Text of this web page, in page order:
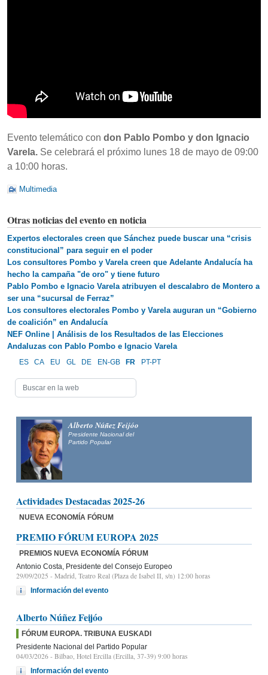
Evento telemático con don Pablo Pombo y don Ignacio
Varela. Se celebrará el próximo lunes 18 de mayo de 09:00
a 10:00 horas.
Multimedia
Otras noticias del evento en noticia
Expertos electorales creen que Sánchez puede buscar una “crisis
constitucional” para seguir en el poder
Los consultores Pombo y Varela creen que Adelante Andalucía ha
hecho la campaña "de oro" y tiene futuro
Pablo Pombo e Ignacio Varela atribuyen el descalabro de Montero a
ser una “sucursal de Ferraz”
Los consultores electorales Pombo y Varela auguran un “Gobierno
de coalición” en Andalucía
NEF Online | Análisis de los Resultados de las Elecciones
Andaluzas con Pablo Pombo e Ignacio Varela
ES CA EU GL DE EN-GB FR PT-PT
Alberto Núñez Feijóo
Presidente Nacional del
Partido Popular
Actividades Destacadas 2025-26
NUEVA ECONOMÍA FÓRUM
PREMIO FÓRUM EUROPA 2025
PREMIOS NUEVA ECONOMÍA FÓRUM
Antonio Costa, Presidente del Consejo Europeo
29/09/2025 - Madrid, Teatro Real (Plaza de Isabel II, s/n) 12:00 horas
Información del evento
Alberto Núñez Feijóo
FÓRUM EUROPA. TRIBUNA EUSKADI
Presidente Nacional del Partido Popular
04/03/2026 - Bilbao, Hotel Ercilla (Ercilla, 37-39) 9:00 horas
Información del evento